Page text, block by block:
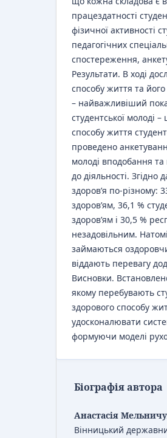
працездатності
фізичної активності
педагогічних
спостереження,
Результати. В ході
способу життя та
– найважливіший
студентської молоді
способу життя
проведено
молоді вподобання
до діяльності.
здоров’я по-
здоров’ям, 36,1 %
здоров’ям і 30,5 %
незадовільним.
займаються
віддають перевагу
Висновки.
якому перебувають
здорового способу
удосконалювати
формуючи моделі
Біографія автора
Анастасія
Вінницький